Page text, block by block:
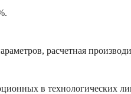
расчетная
в технологических